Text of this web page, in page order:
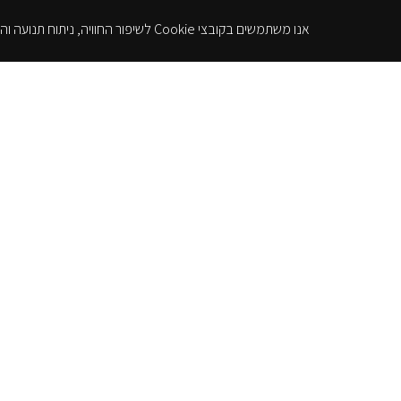
אנו משתמשים בקובצי Cookie לשיפור החוויה, ניתוח תנועה והצגת תוכן מותאם. המשך שימוש באתר מהווה הסכמה למדיניות הפרטיות.